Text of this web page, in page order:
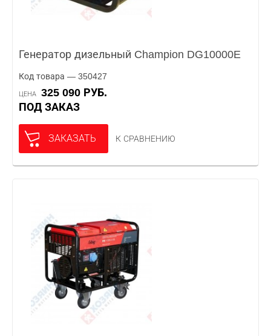
Генератор дизельный Champion DG10000E
Код товара — 350427
ЦЕНА
325 090 РУБ.
ПОД ЗАКАЗ
ЗАКАЗАТЬ К СРАВНЕНИЮ